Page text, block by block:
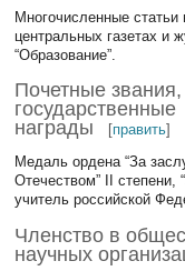
Многочисленные статьи
центральных газетах и
“Образование”.
Почетные звания,
государственные
награды
[править]
Медаль ордена “За
Отечеством” II степени,
учитель российской
Членство в
научных